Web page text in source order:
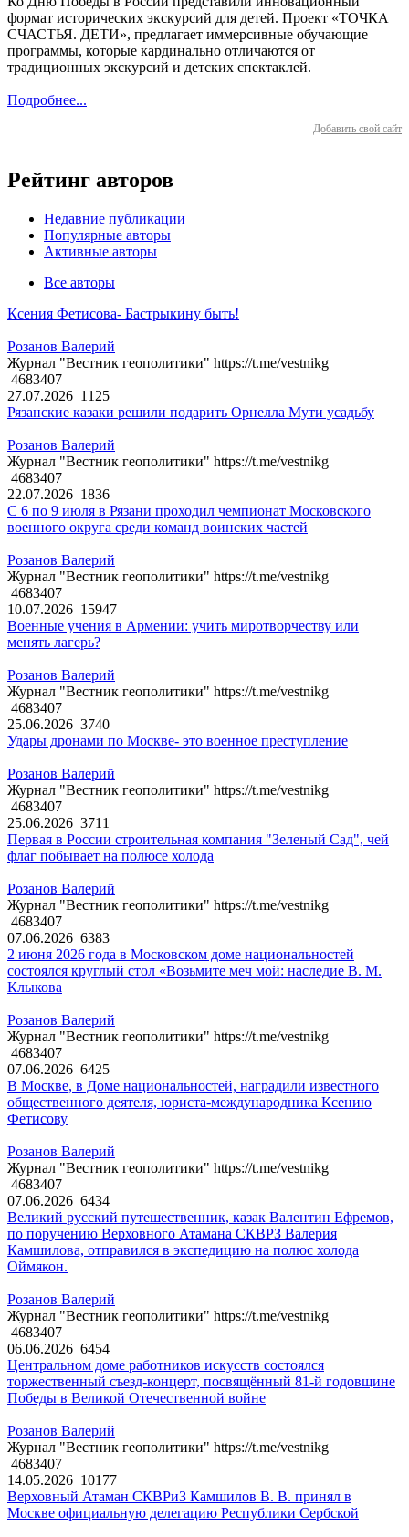
формат исторических экскурсий для детей. Проект «ТОЧКА
СЧАСТЬЯ. ДЕТИ», предлагает иммерсивные обучающие
программы, которые кардинально отличаются от
традиционных экскурсий и детских спектаклей.
Подробнее...
Добавить свой сайт
Рейтинг авторов
Недавние публикации
Популярные авторы
Активные авторы
Все авторы
Ксения Фетисова- Бастрыкину быть!
Розанов Валерий
Журнал "Вестник геополитики" https://t.me/vestnikg
4683407
27.07.2026 1125
Рязанские казаки решили подарить Орнелла Мути усадьбу
Розанов Валерий
Журнал "Вестник геополитики" https://t.me/vestnikg
4683407
22.07.2026 1836
С 6 по 9 июля в Рязани проходил чемпионат Московского
военного округа среди команд воинских частей
Розанов Валерий
Журнал "Вестник геополитики" https://t.me/vestnikg
4683407
10.07.2026 15947
Военные учения в Армении: учить миротворчеству или
менять лагерь?
Розанов Валерий
Журнал "Вестник геополитики" https://t.me/vestnikg
4683407
25.06.2026 3740
Удары дронами по Москве- это военное преступление
Розанов Валерий
Журнал "Вестник геополитики" https://t.me/vestnikg
4683407
25.06.2026 3711
Первая в России строительная компания "Зеленый Сад", чей
флаг побывает на полюсе холода
Розанов Валерий
Журнал "Вестник геополитики" https://t.me/vestnikg
4683407
07.06.2026 6383
2 июня 2026 года в Московском доме национальностей
состоялся круглый стол «Возьмите меч мой: наследие В. М.
Клыкова
Розанов Валерий
Журнал "Вестник геополитики" https://t.me/vestnikg
4683407
07.06.2026 6425
В Москве, в Доме национальностей, наградили известного
общественного деятеля, юриста-международника Ксению
Фетисову
Розанов Валерий
Журнал "Вестник геополитики" https://t.me/vestnikg
4683407
07.06.2026 6434
Великий русский путешественник, казак Валентин Ефремов,
по поручению Верховного Атамана СКВРЗ Валерия
Камшилова, отправился в экспедицию на полюс холода
Оймякон.
Розанов Валерий
Журнал "Вестник геополитики" https://t.me/vestnikg
4683407
06.06.2026 6454
Центральном доме работников искусств состоялся
торжественный съезд-концерт, посвящённый 81-й годовщине
Победы в Великой Отечественной войне
Розанов Валерий
Журнал "Вестник геополитики" https://t.me/vestnikg
4683407
14.05.2026 10177
Верховный Атаман СКВРиЗ Камшилов В. В. принял в
Москве официальную делегацию Республики Сербской